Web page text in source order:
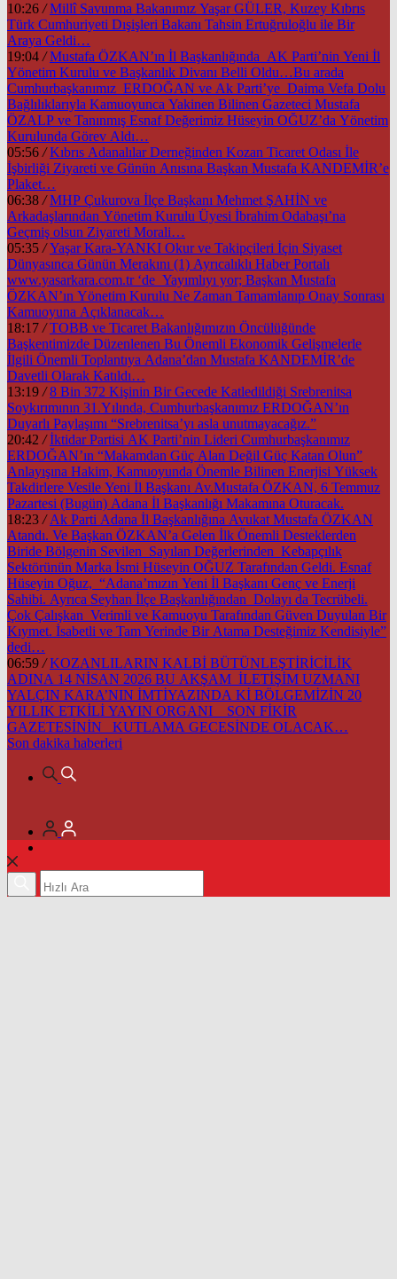
10:26 / Millî Savunma Bakanımız Yaşar GÜLER, Kuzey Kıbrıs
Türk Cumhuriyeti Dışişleri Bakanı Tahsin Ertuğruloğlu ile Bir
Araya Geldi…
19:04 / Mustafa ÖZKAN’ın İl Başkanlığında AK Parti’nin Yeni İl
Yönetim Kurulu ve Başkanlık Divanı Belli Oldu…Bu arada
Cumhurbaşkanımız ERDOĞAN ve Ak Parti’ye Daima Vefa Dolu
Bağlılıklarıyla Kamuoyunca Yakinen Bilinen Gazeteci Mustafa
ÖZALP ve Tanınmış Esnaf Değerimiz Hüseyin OĞUZ’da Yönetim
Kurulunda Görev Aldı…
05:56 / Kıbrıs Adanalılar Derneğinden Kozan Ticaret Odası İle
İşbirliği Ziyareti ve Günün Anısına Başkan Mustafa KANDEMİR’e
Plaket…
06:38 / MHP Çukurova İlçe Başkanı Mehmet ŞAHİN ve
Arkadaşlarından Yönetim Kurulu Üyesi İbrahim Odabaşı’na
Geçmiş olsun Ziyareti Morali…
05:35 / Yaşar Kara-YANKI Okur ve Takipçileri İçin Siyaset
Dünyasınca Günün Merakını (1) Ayrıcalıklı Haber Portalı
www.yasarkara.com.tr ‘de Yayımlıyı yor; Başkan Mustafa
ÖZKAN’ın Yönetim Kurulu Ne Zaman Tamamlanıp Onay Sonrası
Kamuoyuna Açıklanacak…
18:17 / TOBB ve Ticaret Bakanlığımızın Öncülüğünde
Başkentimizde Düzenlenen Bu Önemli Ekonomik Gelişmelerle
İlgili Önemli Toplantıya Adana’dan Mustafa KANDEMİR’de
Davetli Olarak Katıldı…
13:19 / 8 Bin 372 Kişinin Bir Gecede Katledildiği Srebrenitsa
Soykırımının 31.Yılında, Cumhurbaşkanımız ERDOĞAN’ın
Duyarlı Paylaşımı “Srebrenitsa’yı asla unutmayacağız.”
20:42 / İktidar Partisi AK Parti’nin Lideri Cumhurbaşkanımız
ERDOĞAN’ın “Makamdan Güç Alan Değil Güç Katan Olun”
Anlayışına Hakim, Kamuoyunda Önemle Bilinen Enerjisi Yüksek
Takdirlere Vesile Yeni İl Başkanı Av.Mustafa ÖZKAN, 6 Temmuz
Pazartesi (Bugün) Adana İl Başkanlığı Makamına Oturacak.
18:23 / Ak Parti Adana İl Başkanlığına Avukat Mustafa ÖZKAN
Atandı. Ve Başkan ÖZKAN’a Gelen İlk Önemli Desteklerden
Biride Bölgenin Sevilen Sayılan Değerlerinden Kebapçılık
Sektörünün Marka İsmi Hüseyin OĞUZ Tarafından Geldi. Esnaf
Hüseyin Oğuz, “Adana’mızın Yeni İl Başkanı Genç ve Enerji
Sahibi. Ayrıca Seyhan İlçe Başkanlığından Dolayı da Tecrübeli.
Çok Çalışkan Verimli ve Kamuoyu Tarafından Güven Duyulan Bir
Kıymet. İsabetli ve Tam Yerinde Bir Atama Desteğimiz Kendisiyle”
dedi…
06:59 / KOZANLILARIN KALBİ BÜTÜNLEŞTİRİCİLİK
ADINA 14 NİSAN 2026 BU AKŞAM İLETİŞİM UZMANI
YALÇIN KARA’NIN İMTİYAZINDA Kİ BÖLGEMİZİN 20
YILLIK ETKİLİ YAYIN ORGANI SON FİKİR
GAZETESİNİN KUTLAMA GECESİNDE OLACAK…
Son dakika haberleri